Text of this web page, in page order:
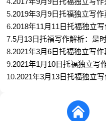
考邮件类型，合计占总
信各占 26%，并列占比
后；投诉信占比 15%，
仅 2%。
建议信考查场景集中在
改进建议，涵盖展馆参
宿反馈在多场考试中重复
请求信命题场景围绕校
5.2019年3月9日托福独立写
6.2018年11月11日托福独立
识健康饮食的重要性?
7.5月13日托福写作解析：是
8.2021年3月6日托福独立写
9.2021年1月10日托福独立写
工作email么?
10.2021年3月13日托福独立